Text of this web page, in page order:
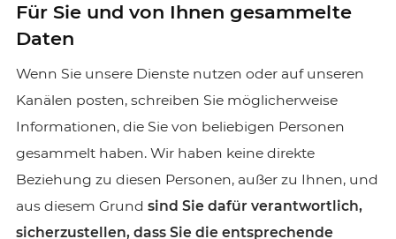
Für Sie und von Ihnen gesammelte
Daten
Wenn Sie unsere Dienste nutzen oder auf unseren
Kanälen posten, schreiben Sie möglicherweise
Informationen, die Sie von beliebigen Personen
gesammelt haben. Wir haben keine direkte
Beziehung zu diesen Personen, außer zu Ihnen, und
aus diesem Grund sind Sie dafür verantwortlich,
sicherzustellen, dass Sie die entsprechende